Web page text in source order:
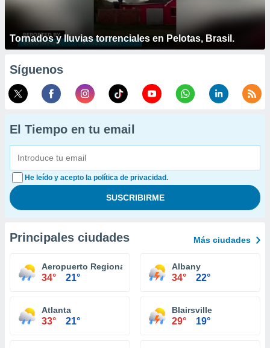
Tornados y lluvias torrenciales en Pelotas, Brasil.
Síguenos
El Tiempo en tu email
He leído y acepto la política de privacidad.
Principales ciudades Más ciudades
Aeropuerto Regional Augusta
34° 21°
Albany
34° 22°
Atlanta
33° 21°
Blairsville
29° 19°